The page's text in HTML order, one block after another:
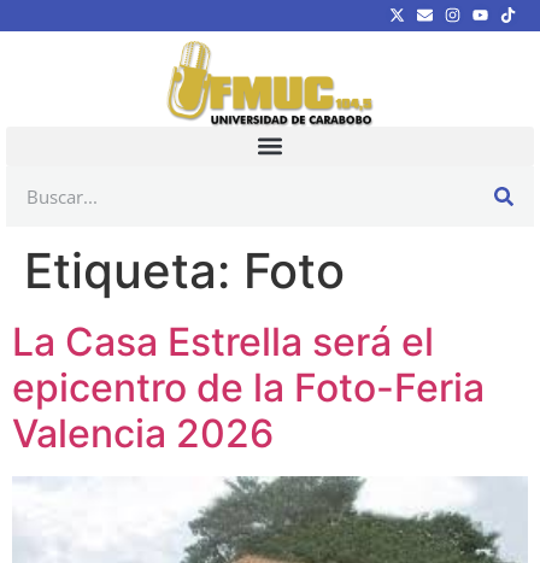
Etiqueta: Foto
La Casa Estrella será el
epicentro de la Foto-Feria
Valencia 2026